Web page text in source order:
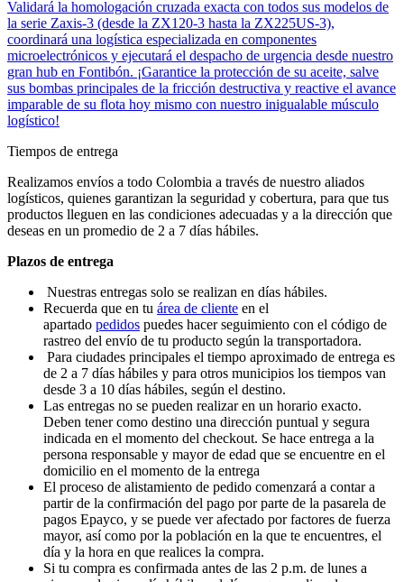
Validará la homologación cruzada exacta con todos sus modelos de
la serie Zaxis-3 (desde la ZX120-3 hasta la ZX225US-3),
coordinará una logística especializada en componentes
microelectrónicos y ejecutará el despacho de urgencia desde nuestro
gran hub en Fontibón. ¡Garantice la protección de su aceite, salve
sus bombas principales de la fricción destructiva y reactive el avance
imparable de su flota hoy mismo con nuestro inigualable músculo
logístico!
Tiempos de entrega
Realizamos envíos a todo Colombia a través de nuestro aliados
logísticos, quienes garantizan la seguridad y cobertura, para que tus
productos lleguen en las condiciones adecuadas y a la dirección que
deseas en un promedio de 2 a 7 días hábiles.
Plazos de entrega
Nuestras entregas solo se realizan en días hábiles.
Recuerda que en tu área de cliente en el
apartado pedidos puedes hacer seguimiento con el código de
rastreo del envío de tu producto según la transportadora.
Para ciudades principales el tiempo aproximado de entrega es
de 2 a 7 días hábiles y para otros municipios los tiempos van
desde 3 a 10 días hábiles, según el destino.
Las entregas no se pueden realizar en un horario exacto.
Deben tener como destino una dirección puntual y segura
indicada en el momento del checkout. Se hace entrega a la
persona responsable y mayor de edad que se encuentre en el
domicilio en el momento de la entrega
El proceso de alistamiento de pedido comenzará a contar a
partir de la confirmación del pago por parte de la pasarela de
pagos Epayco, y se puede ver afectado por factores de fuerza
mayor, así como por la población en la que te encuentres, el
día y la hora en que realices la compra.
Si tu compra es confirmada antes de las 2 p.m. de lunes a